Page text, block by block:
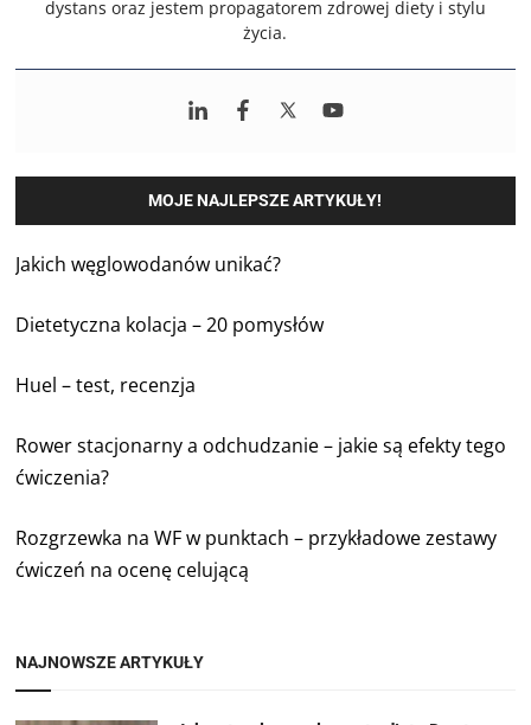
dystans oraz jestem propagatorem zdrowej diety i stylu
życia.
MOJE NAJLEPSZE ARTYKUŁY!
Jakich węglowodanów unikać?
Dietetyczna kolacja – 20 pomysłów
Huel – test, recenzja
Rower stacjonarny a odchudzanie – jakie są efekty tego
ćwiczenia?
Rozgrzewka na WF w punktach – przykładowe zestawy
ćwiczeń na ocenę celującą
NAJNOWSZE ARTYKUŁY